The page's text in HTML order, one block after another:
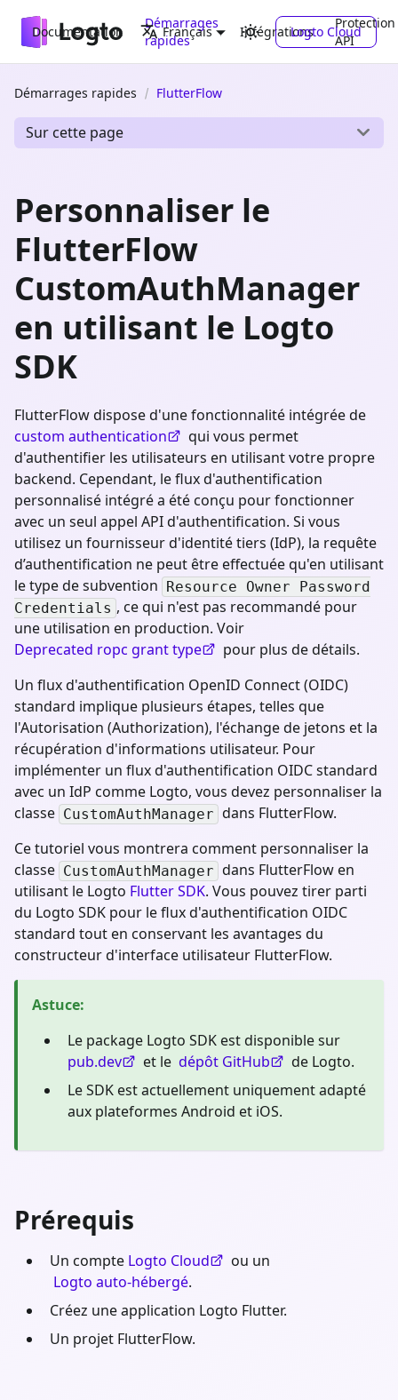
Documentation
Démarrages
rapides
Intégrations
Protection
API
Français Logto Cloud
Démarrages rapides FlutterFlow
Sur cette page
Personnaliser le
FlutterFlow
CustomAuthManager
en utilisant le Logto
SDK
FlutterFlow dispose d'une fonctionnalité intégrée de
custom authentication
qui vous permet
d'authentifier les utilisateurs en utilisant votre propre
backend. Cependant, le flux d'authentification
personnalisé intégré a été conçu pour fonctionner
avec un seul appel API d'authentification. Si vous
utilisez un fournisseur d'identité tiers (IdP), la requête
d’authentification ne peut être effectuée qu'en utilisant
le type de subvention Resource Owner Password
Credentials , ce qui n'est pas recommandé pour
une utilisation en production. Voir
Deprecated ropc grant type
pour plus de détails.
Un flux d'authentification OpenID Connect (OIDC)
standard implique plusieurs étapes, telles que
l'Autorisation (Authorization), l'échange de jetons et la
récupération d'informations utilisateur. Pour
implémenter un flux d'authentification OIDC standard
avec un IdP comme Logto, vous devez personnaliser la
classe CustomAuthManager dans FlutterFlow.
Ce tutoriel vous montrera comment personnaliser la
classe CustomAuthManager dans FlutterFlow en
utilisant le Logto Flutter SDK. Vous pouvez tirer parti
du Logto SDK pour le flux d'authentification OIDC
standard tout en conservant les avantages du
constructeur d'interface utilisateur FlutterFlow.
Astuce:
Le package Logto SDK est disponible sur
pub.dev
et le dépôt GitHub
de Logto.
Le SDK est actuellement uniquement adapté
aux plateformes Android et iOS.
Prérequis
Un compte Logto Cloud
ou un
Logto auto-hébergé.
Créez une application Logto Flutter.
Un projet FlutterFlow.